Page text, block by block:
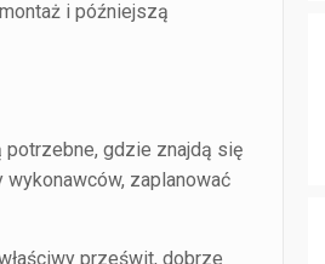
i późniejszą
potrzebne, gdzie znajdą się
wykonawców, zaplanować
prześwit, dobrze